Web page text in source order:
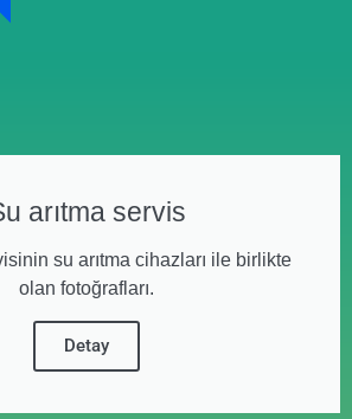
arıtma servis
su arıtma cihazları ile birlikte
olan fotoğrafları.
Detay